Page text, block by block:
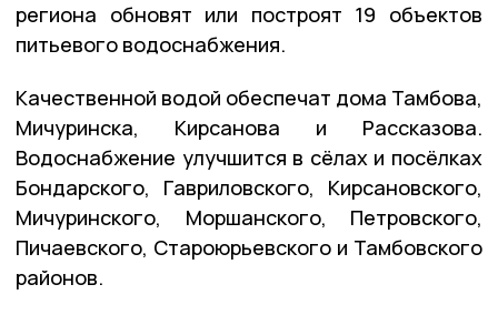
региона обновят или построят 19 объектов
питьевого водоснабжения.
Качественной водой обеспечат дома Тамбова,
Мичуринска, Кирсанова и Рассказова.
Водоснабжение улучшится в сёлах и посёлках
Бондарского, Гавриловского, Кирсановского,
Мичуринского, Моршанского, Петровского,
Пичаевского, Староюрьевского и Тамбовского
районов.